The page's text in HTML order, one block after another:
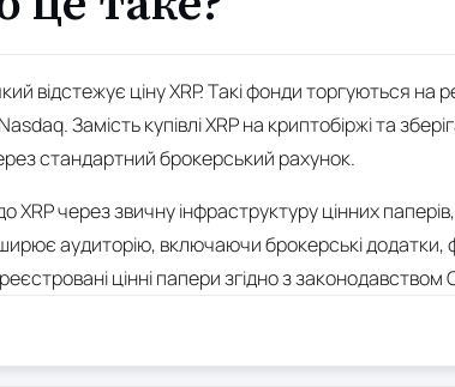
відстежує ціну XRP. Такі фонди торгуються
Замість купівлі XRP на криптобіржі та
стандартний брокерський рахунок.
XRP через звичну інфраструктуру цінних
аудиторію, включаючи брокерські додатки,
цінні папери згідно з